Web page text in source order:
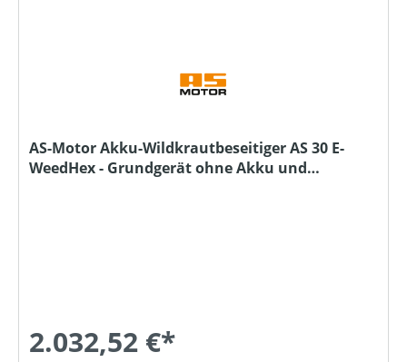
AS-Motor Akku-Wildkrautbeseitiger AS 30 E-
WeedHex - Grundgerät ohne Akku und
2.032,52 €*